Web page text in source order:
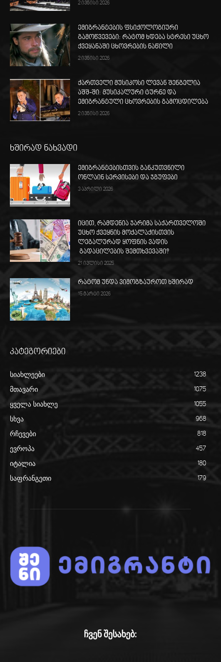
2 ივნისი 2026
ემიგრანტების ფსიქოლოგიური
გამოწვევები: რატომ ხდება სტრესი უცხო
ქვეყანაში ცხოვრების ნაწილი
2 ივნისი 2026
ქართველი მუსიკოსი ლევან შენგელია
აშშ-ში: მუსიკალური ტურნე და
ემიგრანტული ცხოვრების გამოცდილება
2 ივნისი 2026
ხშირად ნახვადი
ემიგრანტებისთვის განკუთვნილი
ონლაინ სერვისები და ჯგუფები
3 აპრილი 2026
იცით, რამდენია ჯარიმა საქართველოში
უცხო ქვეყნის მოქალაქისთვის
ლეგალურად ყოფნის ვადის
გადაცილების შემთხვევაში?
21 ივლისი 2025
რატომ უნდა ვიმოგზაუროთ ხშირად
15 მარტი 2026
კატეგორიები
სიახლეები 1238
მთავარი 1075
ყველა სიახლე 1055
სხვა 968
რჩევები 818
ევროპა 457
იტალია 180
საფრანგეთი 179
ჩვენ შესახებ: